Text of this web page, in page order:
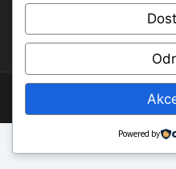
© 2026
Powered by